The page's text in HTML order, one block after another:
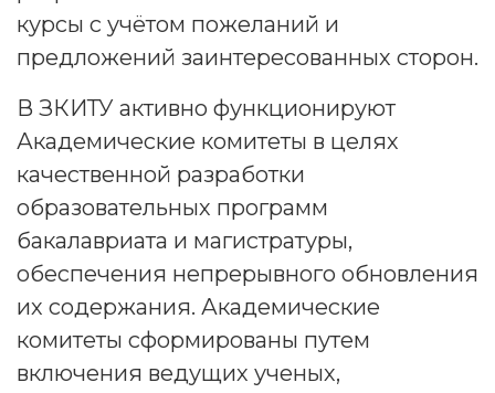
курсы с учётом пожеланий и
предложений заинтересованных сторон.
В ЗКИТУ активно функционируют
Академические комитеты в целях
качественной разработки
образовательных программ
бакалавриата и магистратуры,
обеспечения непрерывного обновления
их содержания. Академические
комитеты сформированы путем
включения ведущих ученых,